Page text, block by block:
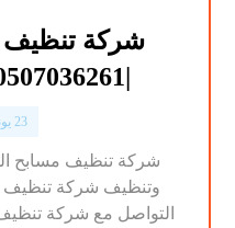
شركة تنظيف
23 يونيو، 2024
وتنظيف شركة تنظيف
التواصل مع شركة